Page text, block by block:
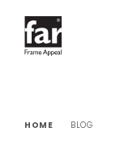
content
HOME BLOG